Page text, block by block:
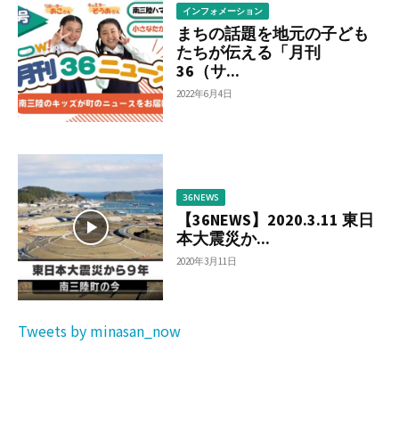
インフォメーション
まちの話題を地元の子ども
たちが伝える「月刊
36（サ...
2022年6月4日
36NEWS
【36NEWS】2020.3.11 東日
本大震災か...
2020年3月11日
Tweets by minasan_now